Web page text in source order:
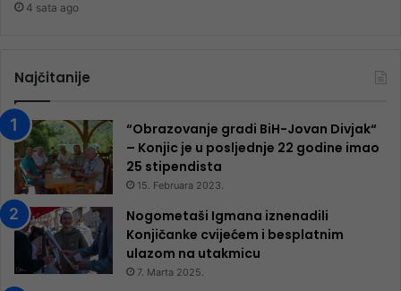
4 sata ago
Najčitanije
“Obrazovanje gradi BiH-Jovan Divjak“
– Konjic je u posljednje 22 godine imao
25 ​​stipendista
15. Februara 2023.
Nogometaši Igmana iznenadili
Konjičanke cvijećem i besplatnim
ulazom na utakmicu
7. Marta 2025.